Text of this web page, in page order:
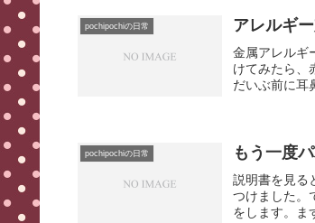
pochipochiの日常 アレルギ
金属アレルギ
けてみたら、
だいぶ前に耳
pochipochiの日常 もう一度
説明書を見る
つけました。
をします。ま